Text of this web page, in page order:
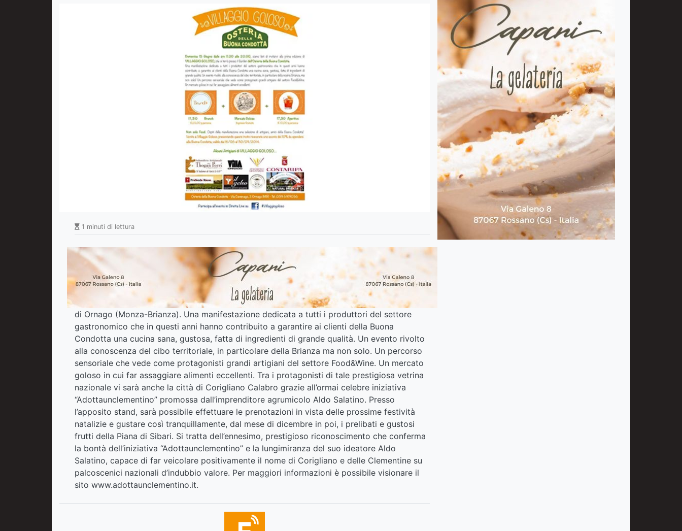
1 minuti di lettura
di Ornago (Monza-Brianza). Una manifestazione dedicata a tutti i produttori del settore
gastronomico che in questi anni hanno contribuito a garantire ai clienti della Buona
Condotta una cucina sana, gustosa, fatta di ingredienti di grande qualità. Un evento rivolto
alla conoscenza del cibo territoriale, in particolare della Brianza ma non solo. Un percorso
sensoriale che vede come protagonisti grandi artigiani del settore Food&Wine. Un mercato
goloso in cui far assaggiare alimenti eccellenti. Tra i protagonisti di tale prestigiosa vetrina
nazionale vi sarà anche la città di Corigliano Calabro grazie all’ormai celebre iniziativa
“Adottaunclementino” promossa dall’imprenditore agrumicolo Aldo Salatino. Presso
l’apposito stand, sarà possibile effettuare le prenotazioni in vista delle prossime festività
natalizie e gustare così tranquillamente, dal mese di dicembre in poi, i prelibati e gustosi
frutti della Piana di Sibari. Si tratta dell’ennesimo, prestigioso riconoscimento che conferma
la bontà dell’iniziativa “Adottaunclementino” e la lungimiranza del suo ideatore Aldo
Salatino, capace di far veicolare positivamente il nome di Corigliano e delle Clementine su
palcoscenici nazionali d’indubbio valore. Per maggiori informazioni è possibile visionare il
sito www.adottaunclementino.it.